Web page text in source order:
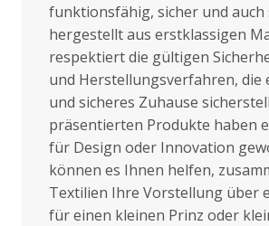
funktionsfähig, sicher und auch
hergestellt aus erstklassigen
respektiert die gültigen
und Herstellungsverfahren, die
und sicheres Zuhause
präsentierten Produkte haben
für Design oder Innovation
können es Ihnen helfen,
Textilien Ihre Vorstellung über
für einen kleinen Prinz oder